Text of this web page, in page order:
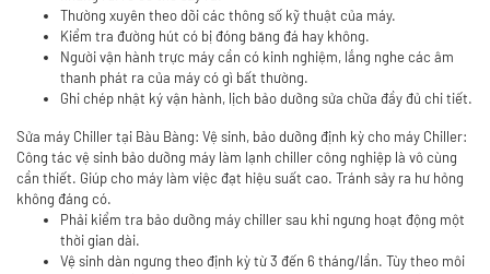
Thường xuyên theo dõi các thông số kỹ thuật của máy.
Kiểm tra đường hút có bị đóng băng đá hay không.
Người vận hành trực máy cần có kinh nghiệm, lắng nghe các âm
thanh phát ra của máy có gì bất thường.
Ghi chép nhật ký vận hành, lịch bảo dưỡng sửa chữa đầy đủ chi tiết.
Sửa máy Chiller tại Bàu Bàng: Vệ sinh, bảo dưỡng định kỳ cho máy Chiller:
Công tác vệ sinh bảo dưỡng máy làm lạnh chiller công nghiệp là vô cùng
cần thiết. Giúp cho máy làm việc đạt hiệu suất cao. Tránh sảy ra hư hỏng
không đáng có.
Phải kiểm tra bảo dưỡng máy chiller sau khi ngưng hoạt động một
thời gian dài.
Vệ sinh dàn ngưng theo định kỳ từ 3 đến 6 tháng/lần. Tùy theo môi